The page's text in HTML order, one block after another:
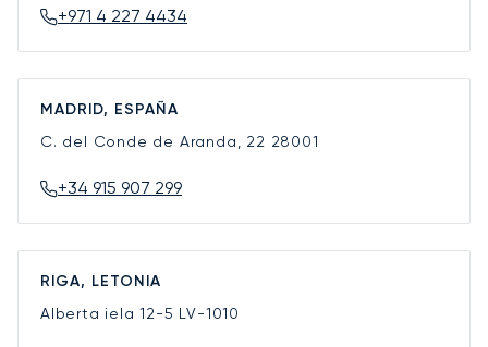
+971 4 227 4434
MADRID, ESPAÑA
C. del Conde de Aranda, 22 28001
+34 915 907 299
RIGA, LETONIA
Alberta iela 12-5 LV-1010